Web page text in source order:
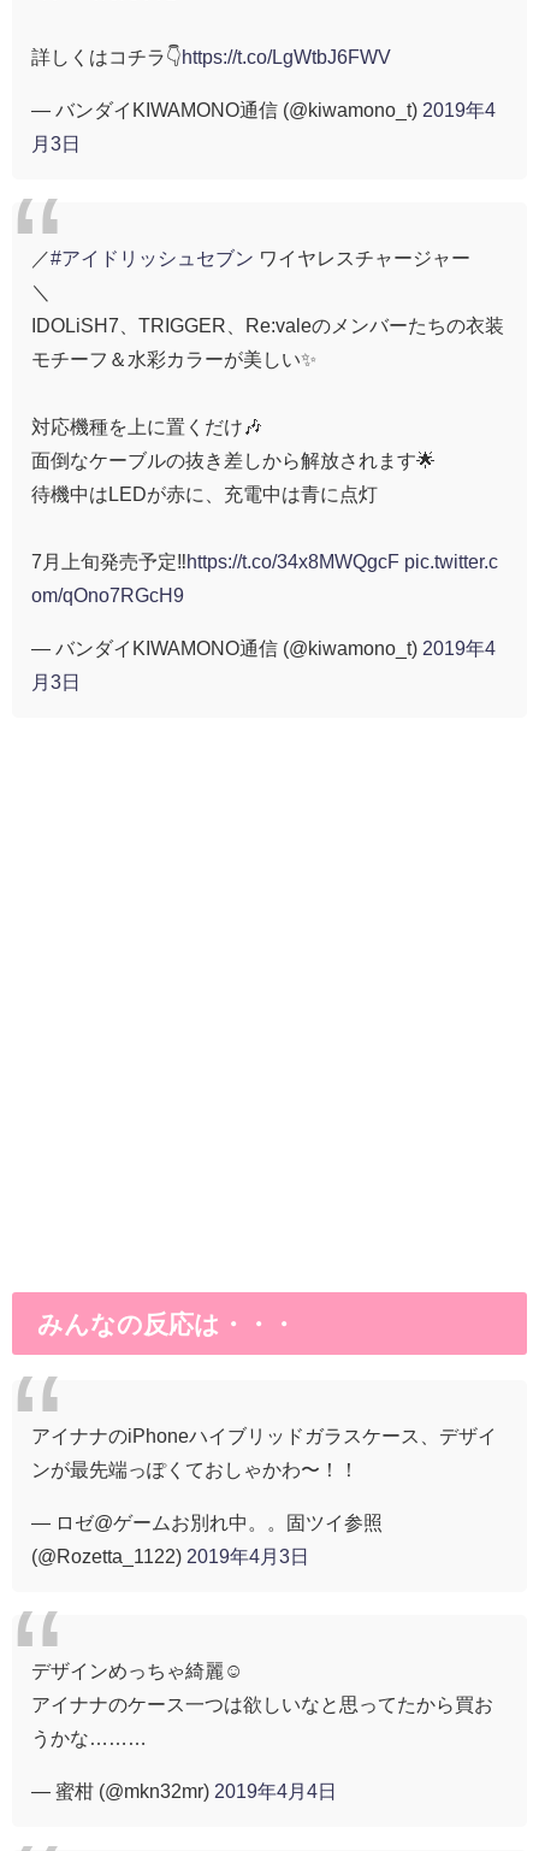
詳しくはコチラ👇https://t.co/LgWtbJ6FWV
— バンダイKIWAMONO通信 (@kiwamono_t) 2019年4
月3日
／#アイドリッシュセブン ワイヤレスチャージャー
＼
IDOLiSH7、TRIGGER、Re:valeのメンバーたちの衣装
モチーフ＆水彩カラーが美しい✨
対応機種を上に置くだけ🎶
面倒なケーブルの抜き差しから解放されます🌟
待機中はLEDが赤に、充電中は青に点灯
7月上旬発売予定‼️https://t.co/34x8MWQgcF pic.twitter.c
om/qOno7RGcH9
— バンダイKIWAMONO通信 (@kiwamono_t) 2019年4
月3日
みんなの反応は・・・
アイナナのiPhoneハイブリッドガラスケース、デザイ
ンが最先端っぽくておしゃかわ〜！！
— ロゼ@ゲームお別れ中。。固ツイ参照
(@Rozetta_1122) 2019年4月3日
デザインめっちゃ綺麗☺️
アイナナのケース一つは欲しいなと思ってたから買お
うかな………
— 蜜柑 (@mkn32mr) 2019年4月4日